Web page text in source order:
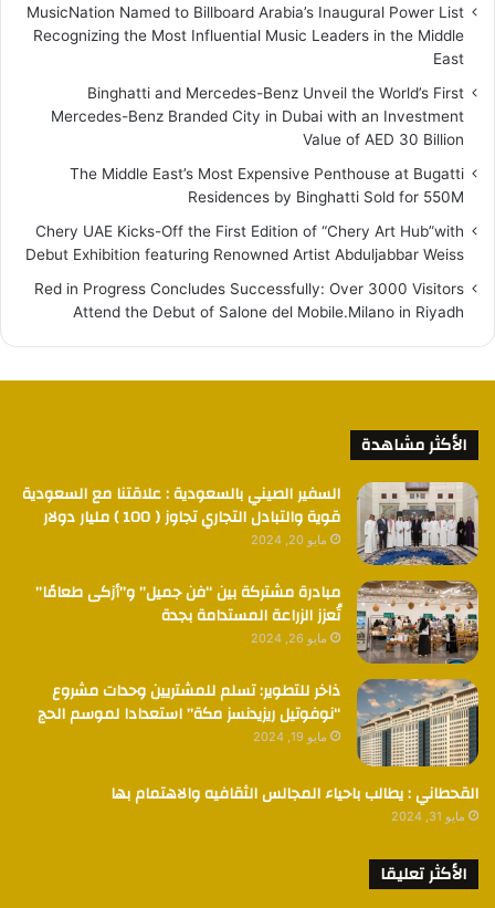
MusicNation Named to Billboard Arabia’s Inaugural Power List
Recognizing the Most Influential Music Leaders in the Middle
East
Binghatti and Mercedes-Benz Unveil the World’s First
Mercedes-Benz Branded City in Dubai with an Investment
Value of AED 30 Billion
The Middle East’s Most Expensive Penthouse at Bugatti
Residences by Binghatti Sold for 550M
Chery UAE Kicks-Off the First Edition of “Chery Art Hub”with
Debut Exhibition featuring Renowned Artist Abduljabbar Weiss
Red in Progress Concludes Successfully: Over 3000 Visitors
Attend the Debut of Salone del Mobile.Milano in Riyadh
الأكثر مشاهدة
السفير الصيني بالسعودية : علاقتنا مع السعودية
قوية والتبادل التجاري تجاوز ( 100 ) مليار دولار
مايو 20, 2024
مبادرة مشتركة بين “فن جميل” و”أزكى طعامًا”
تُعزز الزراعة المستدامة بجدة
مايو 26, 2024
ذاخر للتطوير: تسلم للمشتريين وحدات مشروع
“نوفوتيل ريزيدنسز مكة” استعدادا لموسم الحج
مايو 19, 2024
القحطاني : يطالب باحياء المجالس الثقافيه والاهتمام بها
مايو 31, 2024
الأكثر تعليقا